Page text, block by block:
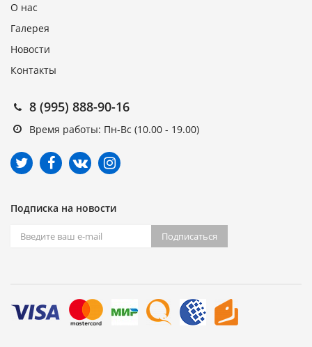
О нас
Галерея
Новости
Контакты
8 (995) 888-90-16
Время работы: Пн-Вс (10.00 - 19.00)
Подписка на новости
Подписаться